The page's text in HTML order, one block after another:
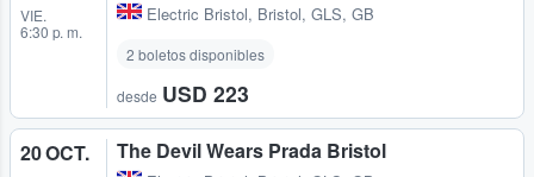
VIE.
6:30 p. m.
Electric Bristol, Bristol, GLS, GB
2 boletos disponibles
desde USD 223
20 OCT. The Devil Wears Prada Bristol